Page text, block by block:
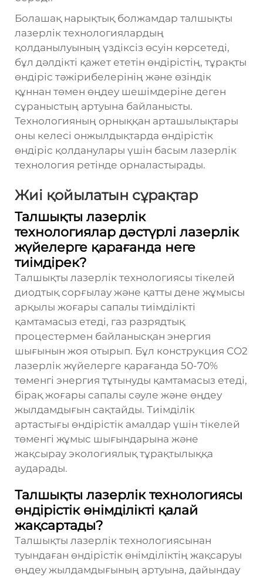
Болашақ нарықтық болжамдар талшықты
лазерлік технологиялардың
қолданылуының үздіксіз өсуін көрсетеді,
бұл дәлдікті қажет ететін өндірістің, тұрақты
өндіріс тәжірибелерінің және өзіндік
құннан төмен өңдеу шешімдеріне деген
сұраныстың артуына байланысты.
Технологияның орныққан арташылықтары
оны келесі онжылдықтарда өндірістік
өндіріс қолданулары үшін басым лазерлік
технология ретінде орналастырады.
Жиі қойылатын сұрақтар
Талшықты лазерлік
технологиялар дәстүрлі лазерлік
жүйелерге қарағанда неге
тиімдірек?
Талшықты лазерлік технологиясы тікелей
диодтық сорғылау және қатты дене жұмысы
арқылы жоғары сапалы тиімділікті
қамтамасыз етеді, газ разрядтық
процестермен байланысқан энергия
шығынын жоя отырып. Бұл конструкция CO2
лазерлік жүйелерге қарағанда 50-70%
төменгі энергия тұтынуды қамтамасыз етеді,
бірақ жоғары сапалы сәуле және өңдеу
жылдамдығын сақтайды. Тиімділік
артастығы өндірістік амалдар үшін тікелей
төменгі жұмыс шығындарына және
жақсырау экологиялық тұрақтылыққа
аударады.
Талшықты лазерлік технологиясы
өндірістік өнімділікті қалай
жақсартады?
Талшықты лазерлік технологиясынан
туындаған өндірістік өнімділіктің жақсаруы
өңдеу жылдамдығының артуына, дайындау